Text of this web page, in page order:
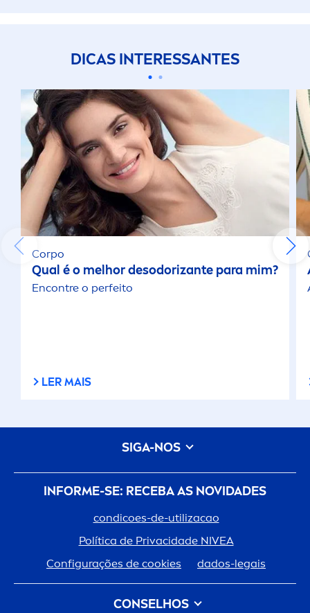
DICAS INTERESSANTES
Corpo
Qual é o melhor desodorizante para mim?
Encontre o perfeito
LER MAIS
INFORME-SE: RECEBA AS NOVIDADES
condicoes-de-utilizacao
Política de Privacidade NIVEA
Configurações de cookies
dados-legais
CONSELHOS
SIGA-NOS